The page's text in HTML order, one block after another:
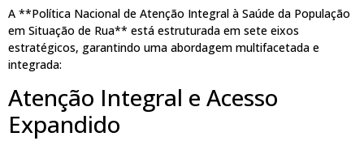
A **Política Nacional de Atenção Integral à Saúde da População
em Situação de Rua** está estruturada em sete eixos
estratégicos, garantindo uma abordagem multifacetada e
integrada:
Atenção Integral e Acesso
Expandido